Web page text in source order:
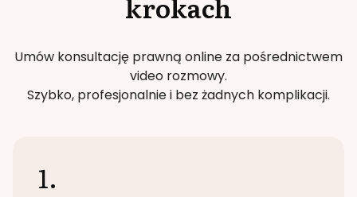
Umów konsultację prawną online za pośrednictwem
video rozmowy.
Szybko, profesjonalnie i bez żadnych komplikacji.
1.